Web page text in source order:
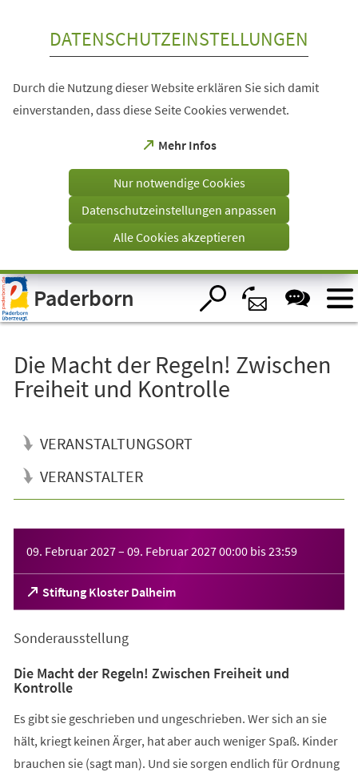
Visuelle
Assistenzsoftware
öffnen.
DATENSCHUTZEINSTELLUNGEN
Durch die Nutzung dieser Website erklären Sie sich damit
einverstanden, dass diese Seite Cookies verwendet.
Mehr Infos
(Öffnet
einem
Tab)
Nur notwendige Cookies
Datenschutzeinstellungen anpassen
Alle Cookies akzeptieren
Paderborn
Die Macht der Regeln! Zwischen
Freiheit und Kontrolle
VERANSTALTUNGSORT
VERANSTALTER
09. Februar 2027– 09. Februar 202700:00 bis23:59
Stiftung Kloster Dalheim
(Öffnet
in
neuen
Sonderausstellung
Die Macht der Regeln! Zwischen Freiheit und
Kontrolle
Es gibt sie geschrieben und ungeschrieben. Wer sich an sie
hält, kriegt keinen Ärger, hat aber auch weniger Spaß. Kinder
brauchen sie (sagt man). Und sie sorgen endlich für Ordnung